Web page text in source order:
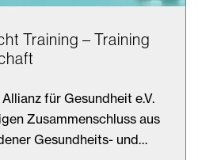
Training – Training
für Gesundheit e.V.
Zusammenschluss aus
Gesundheits- und…